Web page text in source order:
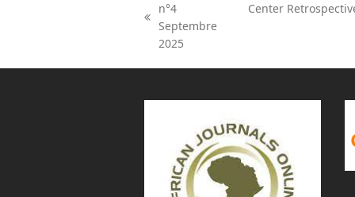
previous
post:
n°4
Septembre
2025
nextCenter